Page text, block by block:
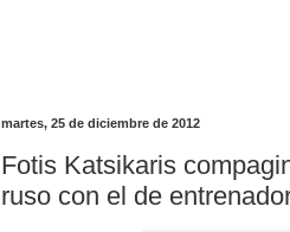
martes, 25 de diciembre de 2012
Fotis Katsikaris
ruso con el de